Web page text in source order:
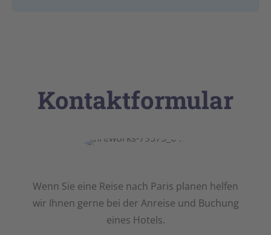
Kontaktformular
Wenn Sie eine Reise nach Paris planen helfen
wir Ihnen gerne bei der Anreise und Buchung
eines Hotels.